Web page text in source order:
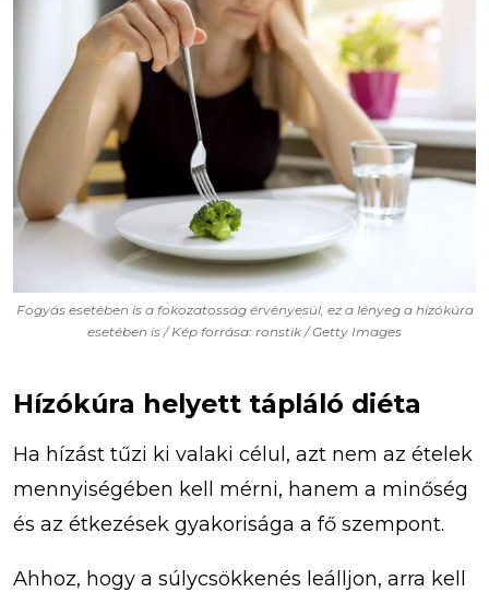
Fogyás esetében is a fokozatosság érvényesül, ez a lényeg a hízókúra
esetében is / Kép forrása: ronstik / Getty Images
Hízókúra helyett tápláló diéta
Ha hízást tűzi ki valaki célul, azt nem az ételek
mennyiségében kell mérni, hanem a minőség
és az étkezések gyakorisága a fő szempont.
Ahhoz, hogy a súlycsökkenés leálljon, arra kell